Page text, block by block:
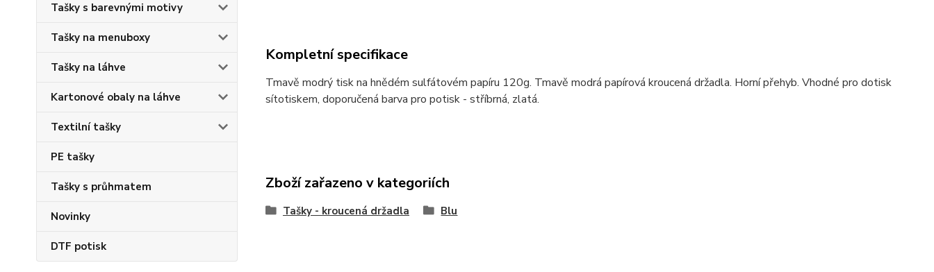
Tašky s barevnými motivy
Tašky na menuboxy
Tašky na láhve
Kartonové obaly na láhve
Textilní tašky
PE tašky
Tašky s průhmatem
Novinky
DTF potisk
Kompletní specifikace
Tmavě modrý tisk na hnědém sulfátovém papíru 120g. Tmavě modrá papírová kroucená držadla. Horní přehyb. Vhodné pro dotisk
sítotiskem, doporučená barva pro potisk - stříbrná, zlatá.
Zboží zařazeno v kategoriích
Tašky - kroucená držadla Blu